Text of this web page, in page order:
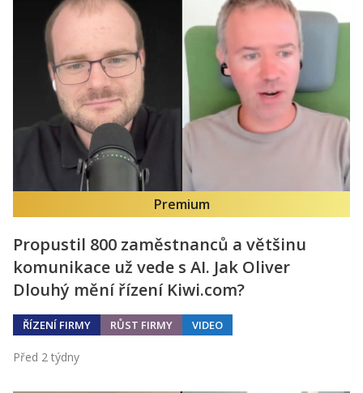
Premium
Propustil 800 zaměstnanců a většinu
komunikace už vede s AI. Jak Oliver
Dlouhý mění řízení Kiwi.com?
ŘÍZENÍ FIRMY RŮST FIRMY VIDEO
Před 2 týdny